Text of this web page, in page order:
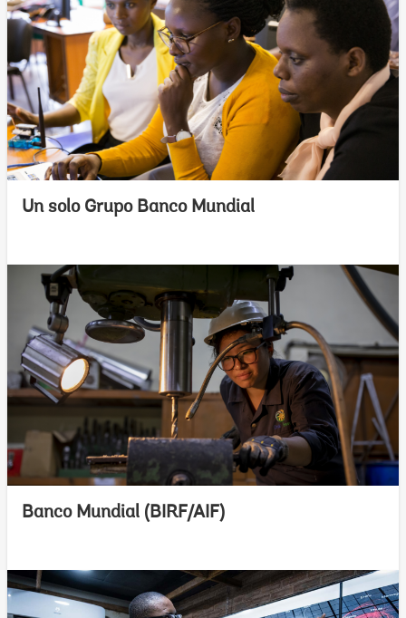
Un solo Grupo Banco Mundial
Banco Mundial (BIRF/AIF)